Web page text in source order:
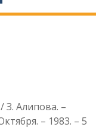
З. Алипова. –
– 1983. – 5